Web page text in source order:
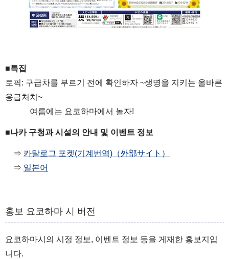
■특집
토픽: 구급차를 부르기 전에 확인하자 ~생명을 지키는 올바른
응급처치~
여름에는 요코하마에서 놀자!
■나카 구청과 시설의 안내 및 이벤트 정보
⇒ 카탈로그 포켓(기계번역)（外部サイト）
⇒ 일본어
홍보 요코하마 시 버전
요코하마시의 시정 정보, 이벤트 정보 등을 게재한 홍보지입
니다.